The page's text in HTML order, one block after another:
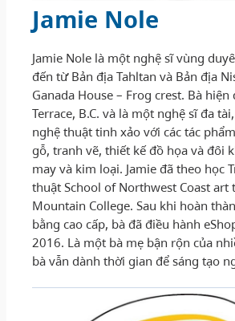
Jamie Nole
Jamie Nole là một nghệ sĩ vùng
đến từ Bản địa Tahltan và Bản địa
Ganada House – Frog crest. Bà
Terrace, B.C. và là một nghệ sĩ đa
nghệ thuật tinh xảo với các tác
gỗ, tranh vẽ, thiết kế đồ họa và đôi
may và kim loại. Jamie đã theo học
thuật School of Northwest Coast art
Mountain College. Sau khi hoàn
bằng cao cấp, bà đã điều hành
2016. Là một bà mẹ bận rộn của
bà vẫn dành thời gian để sáng tạo